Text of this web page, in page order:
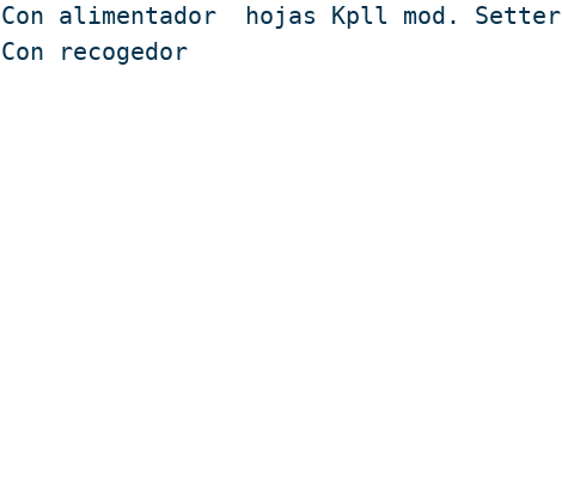
Con alimentador  hojas Kpll mod. Setter
Con recogedor